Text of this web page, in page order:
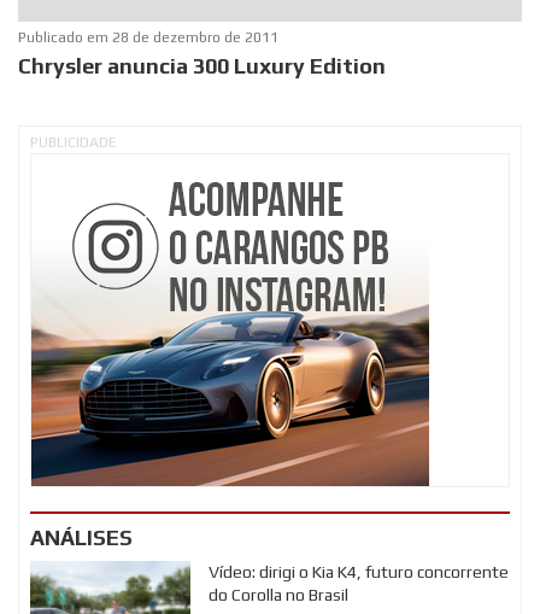
Publicado em 28 de dezembro de 2011
Chrysler anuncia 300 Luxury Edition
PUBLICIDADE
ANÁLISES
Vídeo: dirigi o Kia K4, futuro concorrente
do Corolla no Brasil